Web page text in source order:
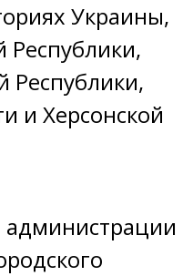
Украины,
Республики,
и Херсонской
администрации